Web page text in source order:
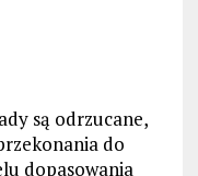
są odrzucane,
do
dopasowania